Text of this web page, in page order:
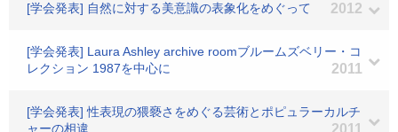
[学会発表] 自然に対する美意識の表象化をめぐって 2012
[学会発表] Laura Ashley archive roomブルームズベリー・コ
レクション 1987を中心に
2011
[学会発表] 性表現の猥褻さをめぐる芸術とポピュラーカルチ
ャーの相違
2011